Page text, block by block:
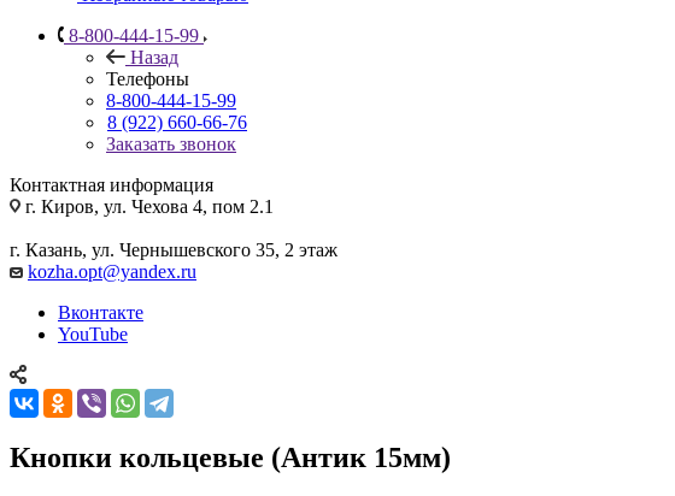
8-800-444-15-99
Назад
Телефоны
8-800-444-15-99
8 (922) 660-66-76
Заказать звонок
Контактная информация
г. Киров, ул. Чехова 4, пом 2.1
г. Казань, ул. Чернышевского 35, 2 этаж
kozha.opt@yandex.ru
Вконтакте
YouTube
Кнопки кольцевые (Антик 15мм)